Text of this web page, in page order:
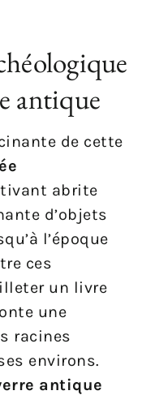
antique
de cette
abrite
d’objets
l’époque
ces
un livre
une
racines
environs.
antique